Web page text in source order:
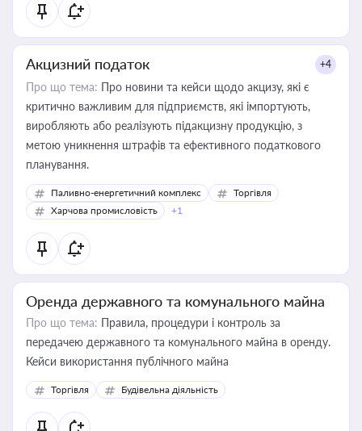
Акцизний податок +4
Про що тема: Про новини та кейси щодо акцизу, які є
критично важливим для підприємств, які імпортують,
виробляють або реалізують підакцизну продукцію, з
метою уникнення штрафів та ефективного податкового
планування.
Паливно-енергетичний комплекс
Торгівля
Харчова промисловість
+1
Оренда державного та комунального майна
Про що тема: Правила, процедури і контроль за
передачею державного та комунального майна в оренду.
Кейси використання публічного майна
Торгівля Будівельна діяльність